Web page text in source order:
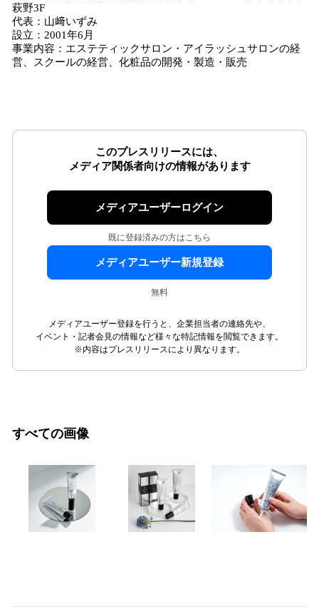
萩野3F
代表：山﨑いずみ
設立：2001年6月
事業内容：エステティックサロン・アイラッシュサロンの経
営、スクールの経営、化粧品の開発・製造・販売
このプレスリリースには、
メディア関係者向けの情報があります
メディアユーザーログイン
既に登録済みの方はこちら
メディアユーザー新規登録
無料
メディアユーザー登録を行うと、企業担当者の連絡先や、
イベント・記者会見の情報など様々な特記情報を閲覧できます。
※内容はプレスリリースにより異なります。
すべての画像